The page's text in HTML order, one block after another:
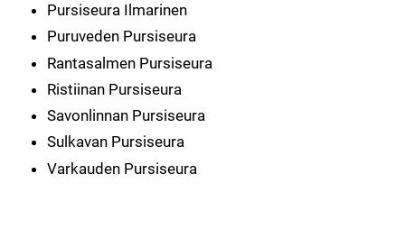
Pursiseura Ilmarinen
Puruveden Pursiseura
Rantasalmen Pursiseura
Ristiinan Pursiseura
Savonlinnan Pursiseura
Sulkavan Pursiseura
Varkauden Pursiseura